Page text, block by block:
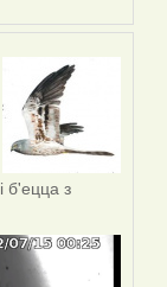
б'ецца з